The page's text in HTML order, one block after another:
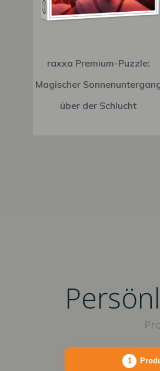
raxxa Premium-Puzzle:
Magischer
über der Schlucht
1